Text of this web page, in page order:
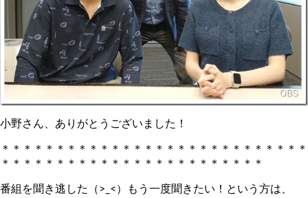
小野さん、ありがとうございました！
＊＊＊＊＊＊＊＊＊＊＊＊＊＊＊＊＊＊＊＊＊＊＊＊＊＊＊＊
＊＊＊＊＊＊＊＊＊＊＊＊＊＊＊＊＊＊＊＊＊＊＊＊
番組を聞き逃した（>_<）もう一度聞きたい！という方は、